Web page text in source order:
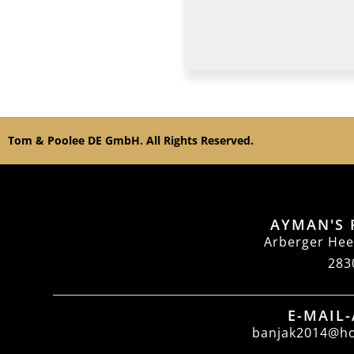
Tom & Poolee DE GmbH. All Rights Reserved.
AYMAN'S
Arberger
E-MAIL-